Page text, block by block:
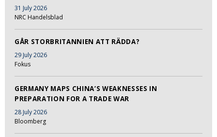
31 July 2026
NRC Handelsblad
GÅR STORBRITANNIEN ATT RÄDDA?
29 July 2026
Fokus
GERMANY MAPS CHINA’S WEAKNESSES IN
PREPARATION FOR A TRADE WAR
28 July 2026
Bloomberg